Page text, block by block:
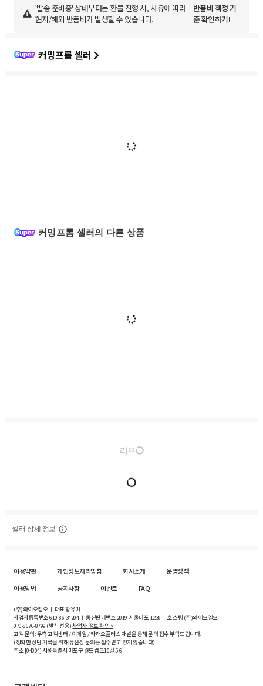
'발송 준비중' 상태부터는 환불 진행 시, 사유에 따라
현지/해외 반품비가 발생할 수 있습니다.
반품비 책정 기
준 확인하기!
커밍프롬 셀러
커밍프롬 셀러의 다른 상품
리뷰
셀러 상세 정보
이용약관 개인정보처리방침 회사소개
운영정책
이용방법
공지사항 이벤트 FAQ
(주)와이오엘오 ㅣ 대표 황유미
사업자등록번호610-86-34204ㅣ 통신판매번호 2019-서울마포-1239 ㅣ 호스팅 (주)와이오엘오
070-8676-8799 (발신 전용)사업자 정보 확인 >
고객 문의: 우측 고객센터 / 이메일 / 카카오플러스 채널을 통해 문의 접수 부탁드립니다.
(정확한 상담 기록을 위해 유선상 문의는 접수받고 있지 않습니다)
주소 [04004] 서울특별시 마포구 월드컵로10길5-6